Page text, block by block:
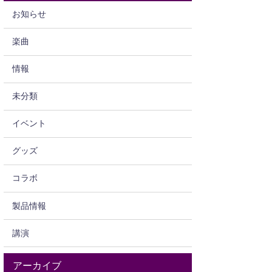
お知らせ
楽曲
情報
未分類
イベント
グッズ
コラボ
製品情報
講演
アーカイブ